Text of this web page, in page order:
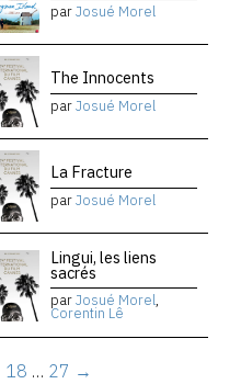
parJosué Morel
The Innocents
parJosué Morel
La Fracture
parJosué Morel
Lingui, les liens
sacrés
parJosué Morel,
Corentin Lê
18 … 27 →